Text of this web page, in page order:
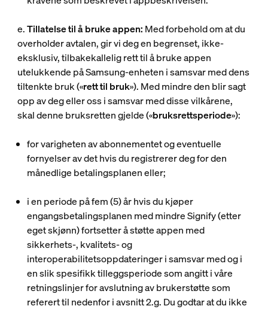
e.Tillatelse til å bruke appen: Med forbehold om at du
overholder avtalen, gir vi deg en begrenset, ikke-
eksklusiv, tilbakekallelig rett til å bruke appen
utelukkende på Samsung-enheten i samsvar med dens
tiltenkte bruk («rett til bruk»). Med mindre den blir sagt
opp av deg eller oss i samsvar med disse vilkårene,
skal denne bruksretten gjelde («bruksrettsperiode»):
for varigheten av abonnementet og eventuelle
fornyelser av det hvis du registrerer deg for den
månedlige betalingsplanen eller;
i en periode på fem (5) år hvis du kjøper
engangsbetalingsplanen med mindre Signify (etter
eget skjønn) fortsetter å støtte appen med
sikkerhets-, kvalitets- og
interoperabilitetsoppdateringer i samsvar med og i
en slik spesifikk tilleggsperiode som angitt i våre
retningslinjer for avslutning av brukerstøtte som
referert til nedenfor i avsnitt 2.g. Du godtar at du ikke